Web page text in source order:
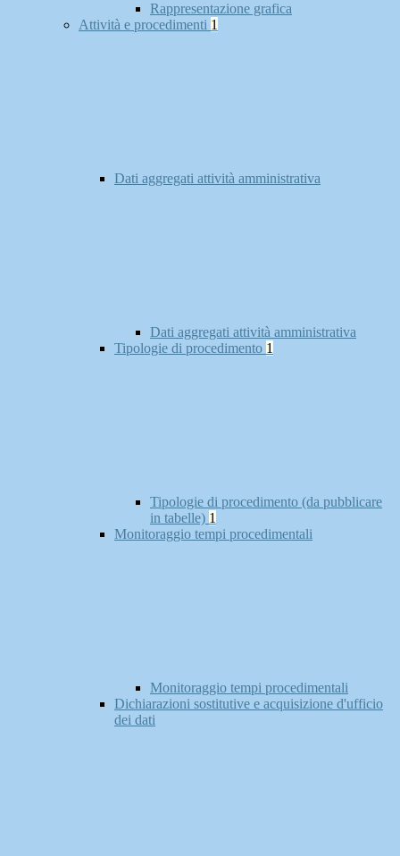
Rappresentazione grafica
Attività e procedimenti 1
Dati aggregati attività amministrativa
Dati aggregati attività amministrativa
Tipologie di procedimento 1
Tipologie di procedimento (da pubblicare
in tabelle) 1
Monitoraggio tempi procedimentali
Monitoraggio tempi procedimentali
Dichiarazioni sostitutive e acquisizione d'ufficio
dei dati